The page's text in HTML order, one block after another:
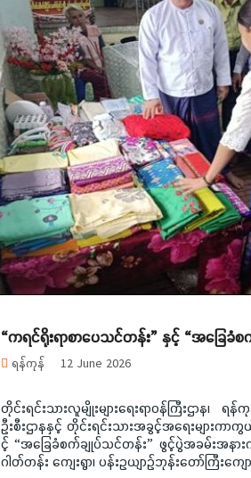
“ကရင်ရိုးရာစာပေသင်တန်း” နှင့် “အခြေခံ
ရန်ကုန် 12 June 2026
တိုင်းရင်းသားလူမျိုးများရေးရာဝန်ကြီးဌာန၊
ဦးစီးဌာနနှင့် တိုင်းရင်းသားအခွင့်အရေးများကာ
င့် “အခြေခံစက်ချုပ်သင်တန်း” ဖွင့်ပွဲအခမ်းအန
ဂါတ်တန်း ကျေးရွာ၊ ပန်းဥယျာဉ်ဘုန်းတော်ကြီးကျ